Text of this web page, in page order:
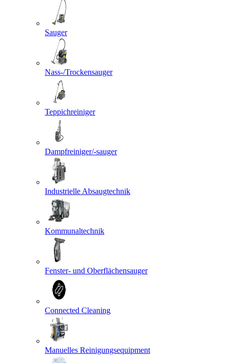
Sauger
Nass-/Trockensauger
Teppichreiniger
Dampfreiniger/-sauger
Industrielle Absaugtechnik
Kommunaltechnik
Fenster- und Oberflächensauger
Connected Cleaning
Manuelles Reinigungsequipment